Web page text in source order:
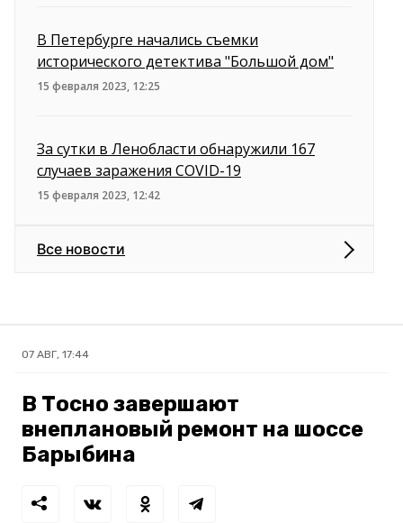
В Петербурге начались съемки
исторического детектива "Большой дом"
15 февраля 2023, 12:25
За сутки в Ленобласти обнаружили 167
случаев заражения COVID-19
15 февраля 2023, 12:42
Все новости
07 АВГ, 17:44
В Тосно завершают
внеплановый ремонт на шоссе
Барыбина